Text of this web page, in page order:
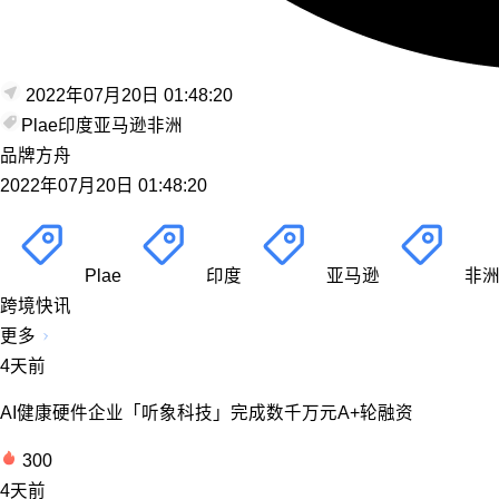
2022年07月20日 01:48:20
Plae印度亚马逊非洲
品牌方舟
2022年07月20日 01:48:20
Plae 印度 亚马逊
非洲
跨境快讯
更多
4天前
AI健康硬件企业「听象科技」完成数千万元A+轮融资
300
4天前